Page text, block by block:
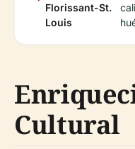
Florissant-St.
Louis
Cultural